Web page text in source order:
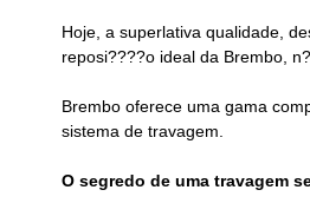
Hoje, a superlativa qualidade,
reposi????o ideal da Brembo,
Brembo oferece uma gama
sistema de travagem.
O segredo de uma travagem